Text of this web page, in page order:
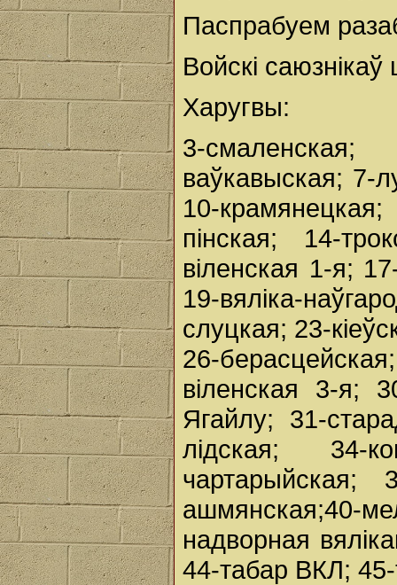
Паспрабуем
Войскі
Харугвы:
3-
ваўкавыская; 7-
10-
пінская; 14-
віленская 1-я;
19-вяліка-
слуцкая; 23-
26-
віленская 3-я;
Ягайлу; 31-
лідская; 34-
чартарыйская;
ашмянская;40-
надворная
44-табар ВКЛ; 45-